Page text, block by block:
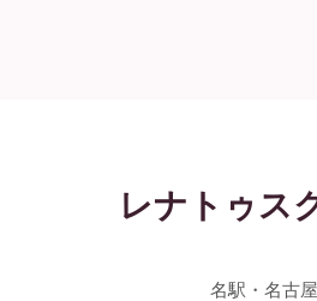
レナトゥス
名駅・名古